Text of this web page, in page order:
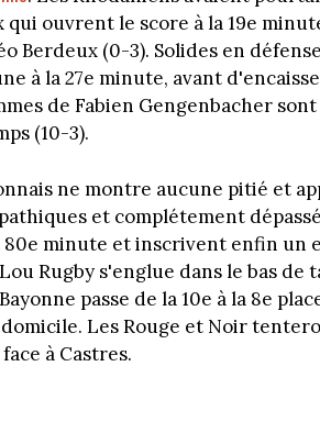
ouvrent le score à la 19e
Berdeux (0-3). Solides en
à la 27e minute, avant
de Fabien Gengenbacher
(10-3).
ne montre aucune pitié et
et complétement
minute et inscrivent enfin un
Rugby s'englue dans le bas de
passe de la 10e à la 8e
Les Rouge et Noir
à Castres.